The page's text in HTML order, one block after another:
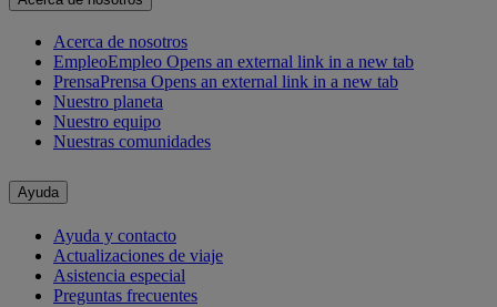
Acerca de nosotros
EmpleoEmpleo Opens an external link in a new tab
PrensaPrensa Opens an external link in a new tab
Nuestro planeta
Nuestro equipo
Nuestras comunidades
Ayuda
Ayuda y contacto
Actualizaciones de viaje
Asistencia especial
Preguntas frecuentes